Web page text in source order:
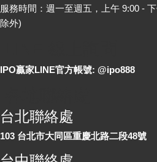
服務時間：週一至週五，上午 9:00 -
除外)
IPO贏家LINE官方帳號: @ipo888
台北聯絡處
103 台北市大同區重慶北路二段48號